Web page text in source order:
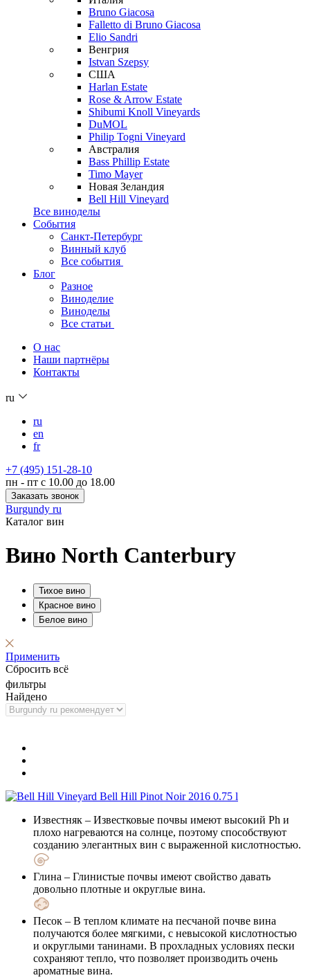
Bruno Giacosa
Falletto di Bruno Giacosa
Elio Sandri
Венгрия
Istvan Szepsy
США
Harlan Estate
Rose & Arrow Estate
Shibumi Knoll Vineyards
DuMOL
Philip Togni Vineyard
Австралия
Bass Phillip Estate
Timo Mayer
Новая Зеландия
Bell Hill Vineyard
Все виноделы
События
Санкт-Петербург
Винный клуб
Все события
Блог
Разное
Виноделие
Виноделы
Все статьи
О нас
Наши партнёры
Контакты
ru
ru
en
fr
+7 (495) 151-28-10
пн - пт с 10.00 до 18.00
Заказать звонок
Burgundy ru
Каталог вин
Вино North Canterbury
Тихое вино
Красное вино
Белое вино
Применить
Сбросить всё
фильтры
Найдено
Известняк – Известковые почвы имеют высокий Ph и
плохо нагреваются на солнце, поэтому способствуют
созданию элегантных вин с выраженной кислотностью.
Глина – Глинистые почвы имеют свойство давать
довольно плотные и округлые вина.
Песок – В теплом климате на песчаной почве вина
получаются более мягкими, с невысокой кислотностью
и округлыми танинами. В прохладных условиях пески
сохраняют тепло, что позволяет производить очень
ароматные вина.